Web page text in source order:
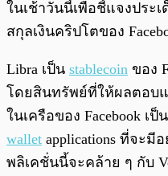
ในเช้าวันนี้เพื่อชี้แจงประ
สกุลเงินคริปโตของ
Libra เป็น stablecoin ของ
โดยสินทรัพย์ที่ให้ผลตอบแ
ในเครือของ Facebook เ
wallet applications ที่จะมี
พลิเคชั่นนี้จะคล้าย ๆ กับ